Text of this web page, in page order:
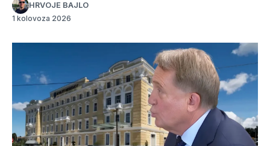
HRVOJE BAJLO
1 kolovoza 2026